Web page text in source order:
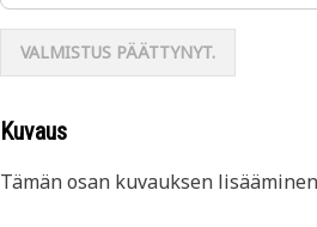
VALMISTUS PÄÄTTYNYT.
Kuvaus
Tämän osan kuvauksen